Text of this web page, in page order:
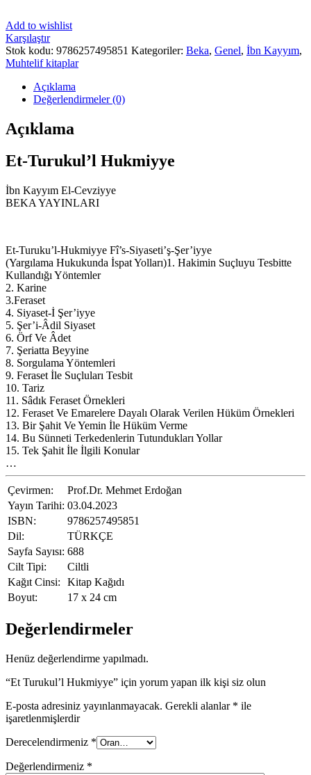
Add to wishlist
Karşılaştır
Stok kodu: 9786257495851 Kategoriler: Beka, Genel, İbn Kayyım,
Muhtelif kitaplar
Açıklama
Değerlendirmeler (0)
Açıklama
Et-Turukul’l Hukmiyye
İbn Kayyım El-Cevziyye
BEKA YAYINLARI
Et-Turuku’l-Hukmiyye Fî’s-Siyaseti’ş-Şer’iyye
(Yargılama Hukukunda İspat Yolları)1. Hakimin Suçluyu Tesbitte
Kullandığı Yöntemler
2. Karine
3.Feraset
4. Siyaset-İ Şer’iyye
5. Şer’i-Âdil Siyaset
6. Örf Ve Âdet
7. Şeriatta Beyyine
8. Sorgulama Yöntemleri
9. Feraset İle Suçluları Tesbit
10. Tariz
11. Sâdık Feraset Örnekleri
12. Feraset Ve Emarelere Dayalı Olarak Verilen Hüküm Örnekleri
13. Bir Şahit Ve Yemin İle Hüküm Verme
14. Bu Sünneti Terkedenlerin Tutundukları Yollar
15. Tek Şahit İle İlgili Konular
…
Çevirmen:
Prof.Dr. Mehmet Erdoğan
Yayın Tarihi: 03.04.2023
ISBN:
9786257495851
Dil:
TÜRKÇE
Sayfa Sayısı: 688
Cilt Tipi:
Ciltli
Kağıt Cinsi:
Kitap Kağıdı
Boyut:
17 x 24 cm
Değerlendirmeler
Henüz değerlendirme yapılmadı.
“Et Turukul’l Hukmiyye” için yorum yapan ilk kişi siz olun
E-posta adresiniz yayınlanmayacak. Gerekli alanlar * ile
işaretlenmişlerdir
Derecelendirmeniz *
Değerlendirmeniz *